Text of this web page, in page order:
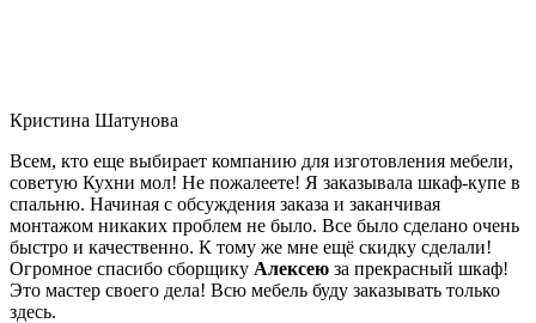
Кристина Шатунова
Всем, кто еще выбирает компанию для изготовления мебели,
советую Кухни мол! Не пожалеете! Я заказывала шкаф-купе в
спальню. Начиная с обсуждения заказа и заканчивая
монтажом никаких проблем не было. Все было сделано очень
быстро и качественно. К тому же мне ещё скидку сделали!
Огромное спасибо сборщику Алексею за прекрасный шкаф!
Это мастер своего дела! Всю мебель буду заказывать только
здесь.